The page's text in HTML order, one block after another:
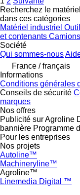
Recherchez le
dans ces catégories
Matériel industriel
et contenants Camions
Société
Qui sommes-nous
France / français
Informations
Conditions générales
Conseils de sécurité
marques
Nos offres
Publicité sur Agroline
bannière Programme
Pour les entreprises
Nos projets
Autoline™
Machineryline™
Agroline™
Linemedia Digital ™